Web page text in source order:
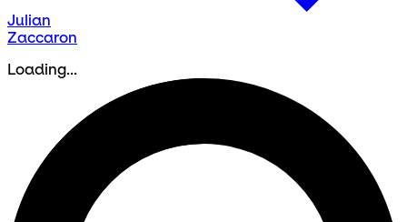
Julian
Zaccaron
Loading...